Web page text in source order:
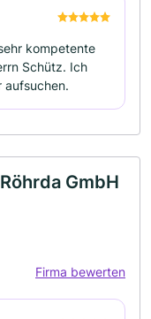
kompetente
Schütz. Ich
aufsuchen.
GmbH
Firma bewerten